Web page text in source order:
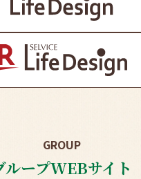
GROUP
ループWEBサイト